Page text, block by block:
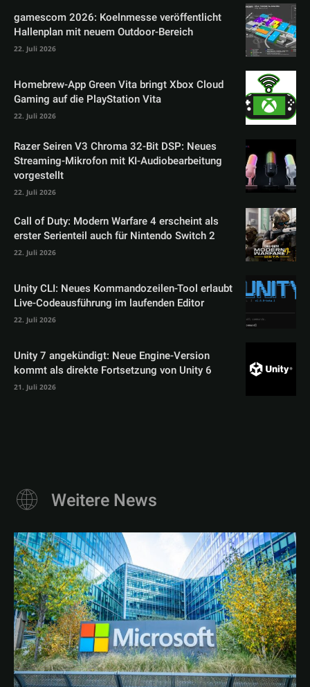
gamescom 2026: Koelnmesse veröffentlicht
Hallenplan mit neuem Outdoor-Bereich
22. Juli 2026
Homebrew-App Green Vita bringt Xbox Cloud
Gaming auf die PlayStation Vita
22. Juli 2026
Razer Seiren V3 Chroma 32-Bit DSP: Neues
Streaming-Mikrofon mit KI-Audiobearbeitung
vorgestellt
22. Juli 2026
Call of Duty: Modern Warfare 4 erscheint als
erster Serienteil auch für Nintendo Switch 2
22. Juli 2026
Unity CLI: Neues Kommandozeilen-Tool erlaubt
Live-Codeausführung im laufenden Editor
22. Juli 2026
Unity 7 angekündigt: Neue Engine-Version
kommt als direkte Fortsetzung von Unity 6
21. Juli 2026
Weitere News